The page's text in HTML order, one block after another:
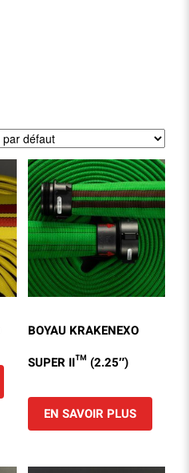
BOYAU KRAKENEXO
SUPER II™ (2.25″)
EN SAVOIR PLUS